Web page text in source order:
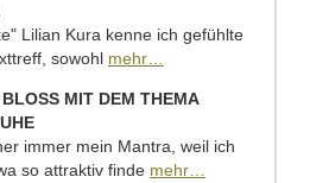
Lilian Kura kenne ich gefühlte
sowohl mehr…
MIT DEM THEMA R
immer mein Mantra, weil ich
so attraktiv finde mehr…